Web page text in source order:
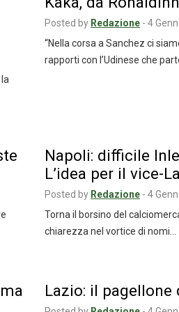
Posted by Redazione - 4
“Nella corsa a Sanchez ci
rapporti con l’Udinese che
Napoli: difficile
L’idea per il vice-
Posted by Redazione - 4
Torna il borsino del
chiarezza nel vortice di nomi…
Lazio: il pagellone